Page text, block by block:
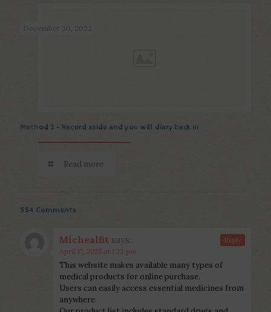
December 30, 2022
Method 2 – Record aside and you will diary back in
Read more
554 Comments
Michealfit says:
April 17, 2025 at 1:23 pm
This website makes available many types of
medical products for online purchase.
Users can easily access essential medicines from
anywhere.
Reply